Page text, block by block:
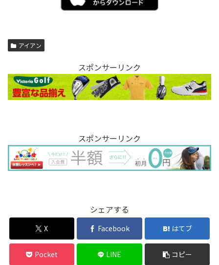
アイアン
スポンサーリンク
スポンサーリンク
シェアする
X Facebook はてブ
Pocket LINE コピー